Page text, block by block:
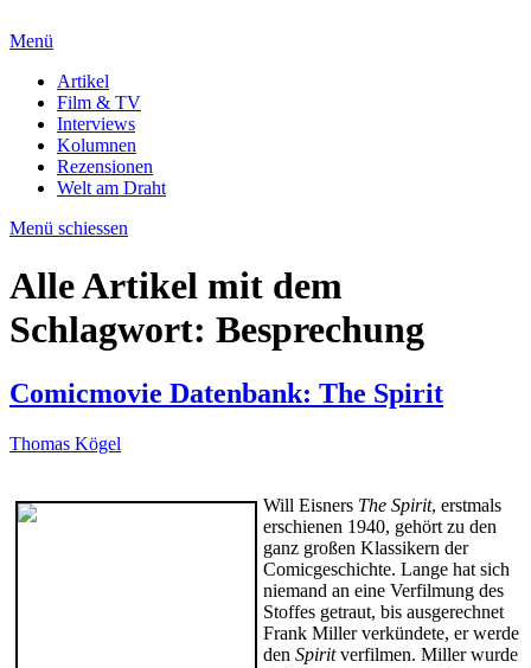
Menü
Artikel
Film & TV
Interviews
Kolumnen
Rezensionen
Welt am Draht
Menü schiessen
Alle Artikel mit dem
Schlagwort: Besprechung
Comicmovie Datenbank: The Spirit
Thomas Kögel
Will Eisners The Spirit, erstmals
erschienen 1940, gehört zu den
ganz großen Klassikern der
Comicgeschichte. Lange hat sich
niemand an eine Verfilmung des
Stoffes getraut, bis ausgerechnet
Frank Miller verkündete, er werde
den Spiritverfilmen. Miller wurde